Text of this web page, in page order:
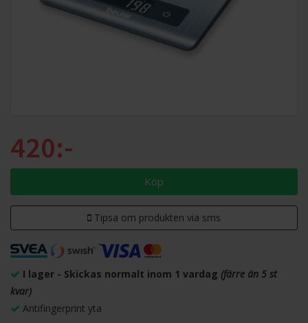
420:-
Köp
Tipsa om produkten via sms
I lager - Skickas normalt inom 1 vardag (färre än 5 st
kvar)
Antifingerprint yta